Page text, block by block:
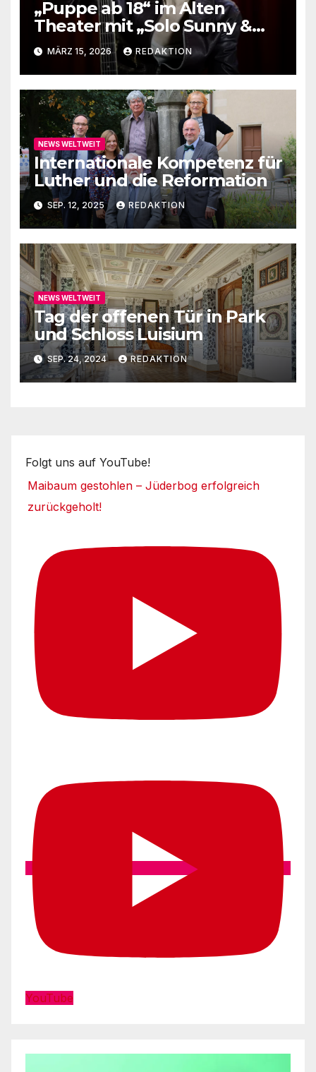
„Puppe ab 18“ im Alten
Theater mit „Solo Sunny &
me“
MÄRZ 15, 2026 REDAKTION
NEWS WELTWEIT
Internationale Kompetenz für
Luther und die Reformation
SEP. 12, 2025 REDAKTION
NEWS WELTWEIT
Tag der offenen Tür in Park
und Schloss Luisium
SEP. 24, 2024 REDAKTION
Folgt uns auf YouTube!
Maibaum gestohlen – Jüderbog erfolgreich
zurückgeholt!
YouTube